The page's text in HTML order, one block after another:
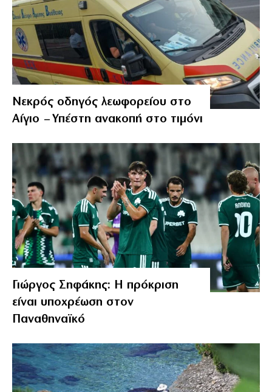
Νεκρός οδηγός λεωφορείου στο
Αίγιο – Υπέστη ανακοπή στο τιμόνι
Γιώργος Σηφάκης: Η πρόκριση
είναι υποχρέωση στον
Παναθηναϊκό